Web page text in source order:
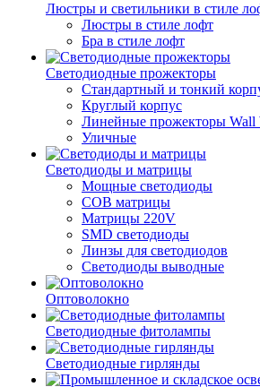
Люстры и светильники в стиле
Люстры в стиле лофт
Бра в стиле лофт
Светодиодные прожекторы
Стандартный и тонкий
Круглый корпус
Линейные прожекторы Wall
Уличные
Светодиоды и матрицы
Мощные светодиоды
COB матрицы
Матрицы 220V
SMD светодиоды
Линзы для светодиодов
Светодиоды выводные
Оптоволокно
Светодиодные фитолампы
Светодиодные гирлянды